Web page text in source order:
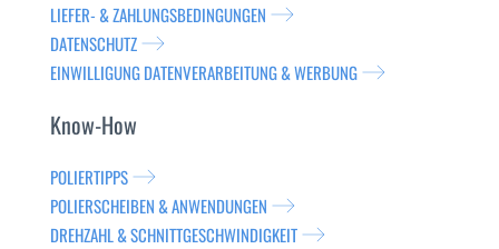
LIEFER- & ZAHLUNGSBEDINGUNGEN
DATENSCHUTZ
EINWILLIGUNG DATENVERARBEITUNG & WERBUNG
Know-How
POLIERTIPPS
POLIERSCHEIBEN & ANWENDUNGEN
DREHZAHL & SCHNITTGESCHWINDIGKEIT